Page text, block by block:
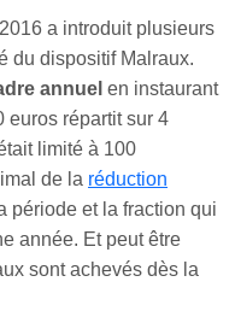
a introduit plusieurs
du dispositif Malraux.
annuel en instaurant
euros répartit sur 4
limité à 100
de la réduction
période et la fraction qui
année. Et peut être
sont achevés dès la